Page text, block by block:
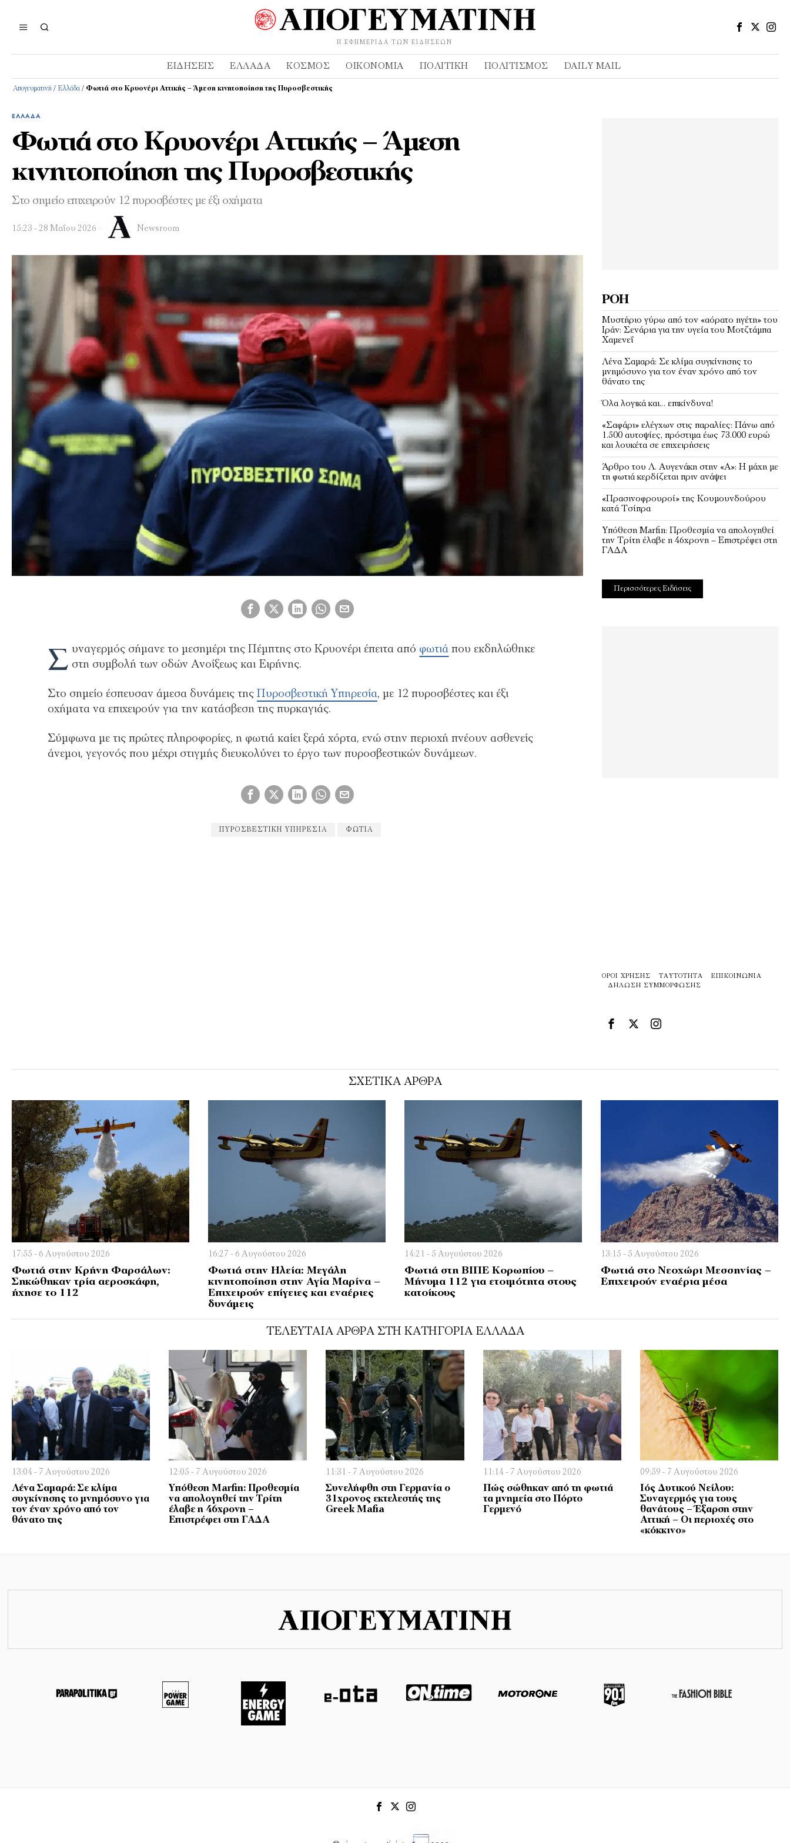
Η ΕΦΗΜΕΡΊΔΑ ΤΩΝ ΕΙΔΉΣΕΩΝ
ΕΙΔΉΣΕΙΣ ΕΛΛΆΔΑ ΚΌΣΜΟΣ ΟΙΚΟΝΟΜΊΑ ΠΟΛΙΤΙΚΉ ΠΟΛΙΤΙΣΜΌΣ DAILY MAIL
Απογευματινή / Ελλάδα / Φωτιά στο Κρυονέρι Αττικής – Άμεση κινητοποίηση της Πυροσβεστικής
ΕΛΛΆΔΑ
Φωτιά στο Κρυονέρι Αττικής – Άμεση
κινητοποίηση της Πυροσβεστικής
Στο σημείο επιχειρούν 12 πυροσβέστες με έξι οχήματα
15:23 - 28 Μαΐου 2026 Newsroom
Σ υναγερμός σήμανε το μεσημέρι της Πέμπτης στο Κρυονέρι έπειτα από φωτιά που εκδηλώθηκε
στη συμβολή των οδών Ανοίξεως και Ειρήνης.
Στο σημείο έσπευσαν άμεσα δυνάμεις της Πυροσβεστική Υπηρεσία, με 12 πυροσβέστες και έξι
οχήματα να επιχειρούν για την κατάσβεση της πυρκαγιάς.
Σύμφωνα με τις πρώτες πληροφορίες, η φωτιά καίει ξερά χόρτα, ενώ στην περιοχή πνέουν ασθενείς
άνεμοι, γεγονός που μέχρι στιγμής διευκολύνει το έργο των πυροσβεστικών δυνάμεων.
ΠΥΡΟΣΒΕΣΤΙΚΉ ΥΠΗΡΕΣΊΑ ΦΩΤΙΑ
ΡΟΉ
Μυστήριο γύρω από τον «αόρατο ηγέτη» του
Ιράν: Σενάρια για την υγεία του Μοτζτάμπα
Χαμενεΐ
Λένα Σαμαρά: Σε κλίμα συγκίνησης το
μνημόσυνο για τον έναν χρόνο από τον
θάνατο της
Όλα λογικά και… επικίνδυνα!
«Σαφάρι» ελέγχων στις παραλίες: Πάνω από
1.500 αυτοψίες, πρόστιμα έως 73.000 ευρώ
και λουκέτα σε επιχειρήσεις
Άρθρο του Λ. Αυγενάκη στην «Α»: Η μάχη με
τη φωτιά κερδίζεται πριν ανάψει
«Πρασινοφρουροί» της Κουμουνδούρου
κατά Τσίπρα
Υπόθεση Marfin: Προθεσμία να απολογηθεί
την Τρίτη έλαβε η 46χρονη – Επιστρέφει στη
ΓΑΔΑ
Περισσότερες Ειδήσεις
ΌΡΟΙ ΧΡΉΣΗΣ ΤΑΥΤΌΤΗΤΑ
ΕΠΙΚΟΙΝΩΝΊΑ
ΔΉΛΩΣΗ ΣΥΜΜΌΡΦΩΣΗΣ
ΣΧΕΤΙΚΑ ΑΡΘΡΑ
17:55 - 6 Αυγούστου 2026
Φωτιά στην Κρήνη Φαρσάλων:
Σηκώθηκαν τρία αεροσκάφη,
ήχησε το 112
16:27 - 6 Αυγούστου 2026
Φωτιά στην Ηλεία: Μεγάλη
κινητοποίηση στην Αγία Μαρίνα –
Επιχειρούν επίγειες και εναέριες
δυνάμεις
14:21 - 5 Αυγούστου 2026
Φωτιά στη ΒΙΠΕ Κορωπίου –
Μήνυμα 112 για ετοιμότητα στους
κατοίκους
13:15 - 5 Αυγούστου 2026
Φωτιά στο Νεοχώρι Μεσσηνίας –
Επιχειρούν εναέρια μέσα
ΤΕΛΕΥΤΑΊΑ ΆΡΘΡΑ ΣΤΗ ΚΑΤΗΓΟΡΊΑ ΕΛΛΆΔΑ
13:04 - 7 Αυγούστου 2026
Λένα Σαμαρά: Σε κλίμα
συγκίνησης το μνημόσυνο για
τον έναν χρόνο από τον
θάνατο της
12:05 - 7 Αυγούστου 2026
Υπόθεση Marfin: Προθεσμία
να απολογηθεί την Τρίτη
έλαβε η 46χρονη –
Επιστρέφει στη ΓΑΔΑ
11:31 - 7 Αυγούστου 2026
Συνελήφθη στη Γερμανία ο
31χρονος εκτελεστής της
Greek Mafia
11:14 - 7 Αυγούστου 2026
Πώς σώθηκαν από τη φωτιά
τα μνημεία στο Πόρτο
Γερμενό
09:59 - 7 Αυγούστου 2026
Ιός Δυτικού Νείλου:
Συναγερμός για τους
θανάτους – Έξαρση στην
Αττική – Οι περιοχές στο
«κόκκινο»